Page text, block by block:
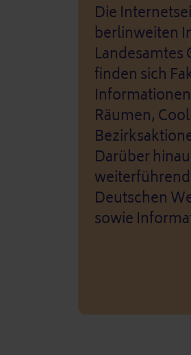
Die
berlinweiten
Landesamtes
finden sich
Räumen,
Darüber
Deutschen
sowie